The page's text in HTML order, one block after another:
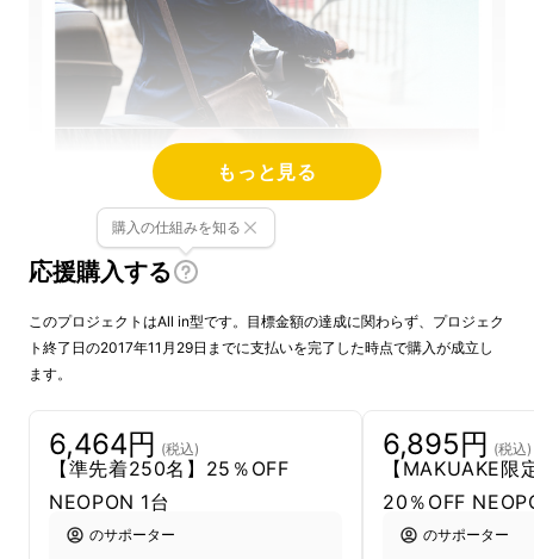
もっと見る
応援購入する
購入の仕組みを知る
このプロジェクトはAll in型です。目標金額の達成に関わらず、プロジェク
ト終了日の2017年11月29日までに支払いを完了した時点で購入が成立し
ます。
6,464円 (税込)
【準先着250名】25％OFF
NEOPON 1台
のサポーター
6,895円 (税込)
【MAKUAKE限
20％OFF
のサポーター